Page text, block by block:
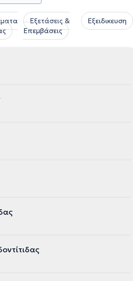
Εξετάσεις &
Επεμβάσεις
Εξειδικευση